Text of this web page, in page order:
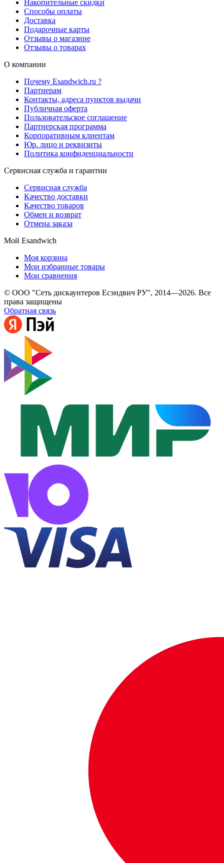
Накопительные скидки
Способы оплаты
Доставка
Подарочные карты
Отзывы о магазине
Отзывы о товарах
О компании
Почему Esandwich.ru ?
Партнерам
Контакты, адреса пунктов выдачи
Публичная оферта
Пользовательское соглашение
Партнерская программа
Корпоративным клиентам
Юр. лицо и реквизиты
Политика конфиденциальности
Сервисная служба и гарантии
Сервисная служба
Качество доставки
Качество товаров
Обмен и возврат
Отмена заказа
Мой Esandwich
Моя корзина
Мои избранные товары
Мои сравнения
© ООО "Сеть дискаунтеров Есэндвич РУ", 2014—2026. Все
права защищены
Обратная связь